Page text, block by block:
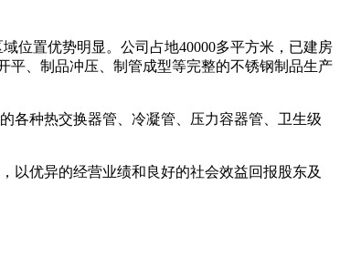
位置优势明显。公司占地40000多平方米，已建房
平、制品冲压、制管成型等完整的不锈钢制品生产
各种热交换器管、冷凝管、压力容器管、卫生级
以优异的经营业绩和良好的社会效益回报股东及